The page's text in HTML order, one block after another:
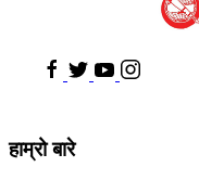
हाम्रो बारे